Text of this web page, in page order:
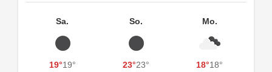
Sa.
19°19°
So.
23°23°
Mo.
18°18°